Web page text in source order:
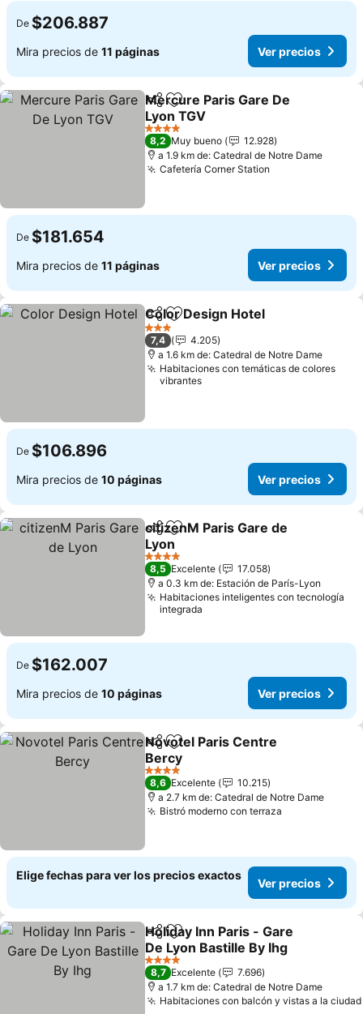
De $206.887
Mira precios de 11 páginas Ver precios
CompartirAgregar a favoritos
Mercure Paris Gare De
Lyon TGV
4 Estrellas
8,2 Muy bueno
12.928
a 1.9 km de: Catedral de Notre Dame
Cafetería Corner Station
De $181.654
Mira precios de 11 páginas Ver precios
CompartirAgregar a favoritos
Color Design Hotel
3 Estrellas
7,4
4.205
a 1.6 km de: Catedral de Notre Dame
Habitaciones con temáticas de colores
vibrantes
De $106.896
Mira precios de 10 páginas Ver precios
CompartirAgregar a favoritos
citizenM Paris Gare de
Lyon
4 Estrellas
8,5 Excelente
17.058
a 0.3 km de: Estación de París-Lyon
Habitaciones inteligentes con tecnología
integrada
De $162.007
Mira precios de 10 páginas Ver precios
CompartirAgregar a favoritos
Novotel Paris Centre
Bercy
4 Estrellas
8,6 Excelente
10.215
a 2.7 km de: Catedral de Notre Dame
Bistró moderno con terraza
Elige fechas para ver los precios exactos
Ver precios
CompartirAgregar a favoritos
Holiday Inn Paris - Gare
De Lyon Bastille By Ihg
4 Estrellas
8,7 Excelente
7.696
a 1.7 km de: Catedral de Notre Dame
Habitaciones con balcón y vistas a la ciudad